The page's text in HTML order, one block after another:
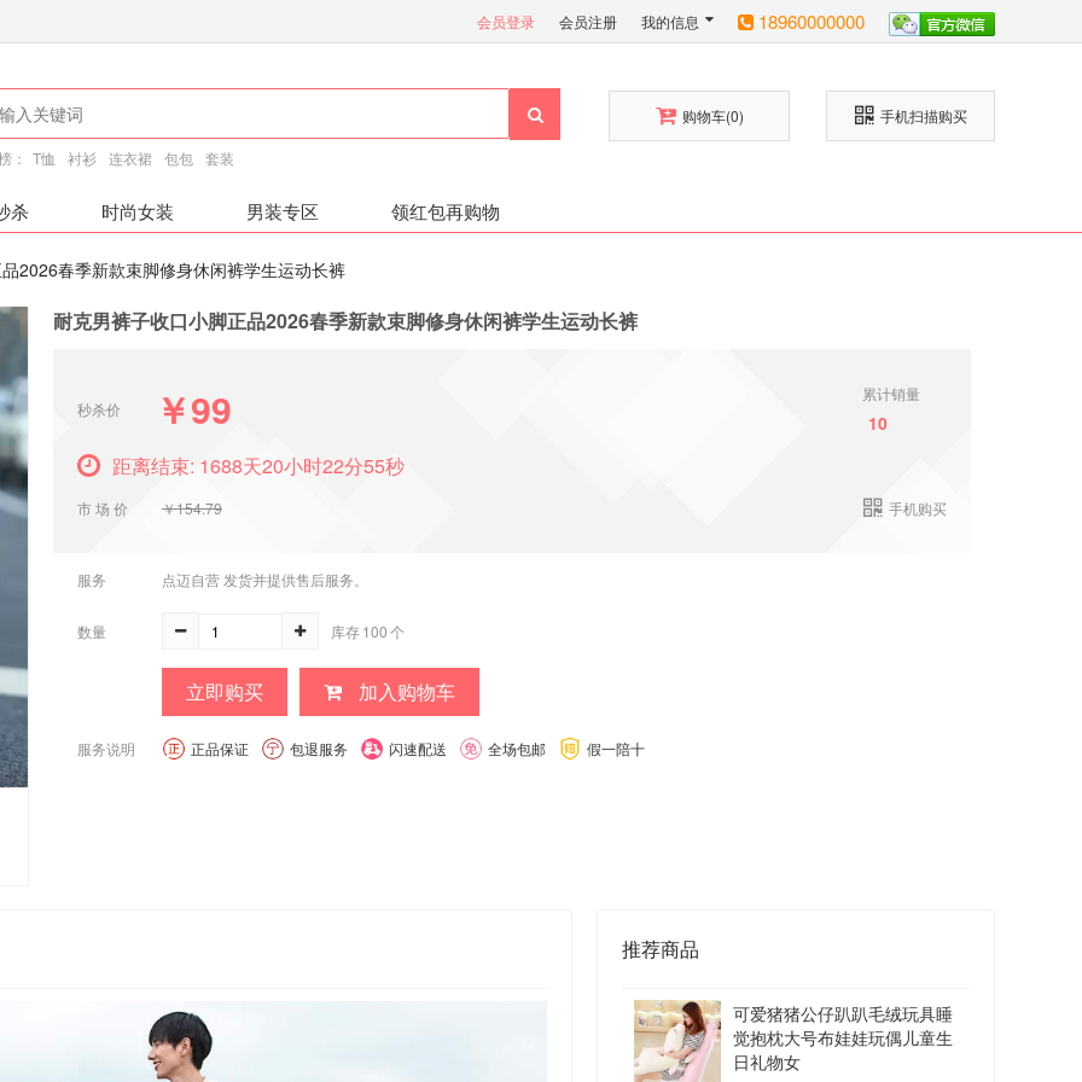
会员登录 会员注册 我的信息 18960000000
： T恤 衬衫 连衣裙 包包 套装
购物车(0) 手机扫描购买
杀 时尚女装 男装专区 领红包再购物
2026春季新款束脚修身休闲裤学生运动长裤
耐克男裤子收口小脚正品2026春季新款束脚修身休闲裤学生运动长裤
秒杀价 ￥99 累计销量
10
距离结束: 1688天20小时22分54秒
市 场 价 ￥154.79 手机购买
服务 点迈自营 发货并提供售后服务。
数量 库存100个
立即购买 加入购物车
服务说明 正品保证 包退服务 闪速配送 全场包邮 假一陪十
推荐商品
可爱猪猪公仔趴趴毛绒玩具睡
觉抱枕大号布娃娃玩偶儿童生
日礼物女